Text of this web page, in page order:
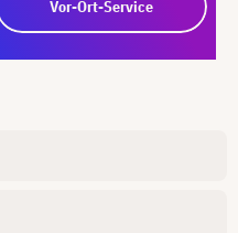
Vor-Ort-Service